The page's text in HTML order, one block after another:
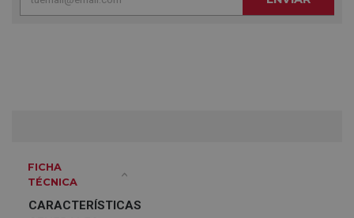
FICHA
TÉCNICA
CARACTERÍSTICAS